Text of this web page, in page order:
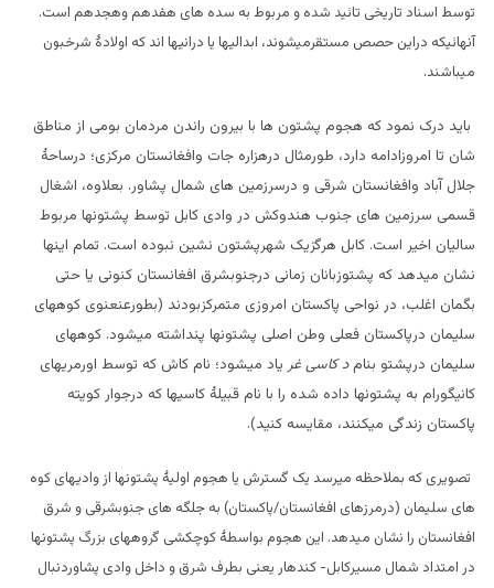
توسط اسناد تاریخی تائید شده و مربوط به سده های هفدهم وهجدهم است.
آنهائیکه دراین حصص مستقرمیشوند، ابدالیها یا درانیها اند که اولادۀ شرخبون
میباشند.
باید درک نمود که هجوم پشتون ها با بیرون راندن مردمان بومی از مناطق
شان تا امروزادامه دارد، طورمثال درهزاره جات وافغانستان مرکزی؛ درساحۀ
جلال آباد وافغانستان شرقی و درسرزمین های شمال پشاور. بعلاوه، اشغال
قسمی سرزمین های جنوب هندوکش در وادی کابل توسط پشتونها مربوط
سالیان اخیر است. کابل هرگزیک شهرپشتون نشین نبوده است. تمام اینها
نشان میدهد که پشتوزبانان زمانی درجنوبشرق افغانستان کنونی یا حتی
بگمان اغلب، در نواحی پاکستان امروزی متمرکزبودند (بطورعنعنوی کوههای
سلیمان درپاکستان فعلی وطن اصلی پشتونها پنداشته میشود. کوههای
سلیمان درپشتو بنامد کاسی غر یاد میشود؛ نام کاش که توسط اورمریهای
کانیگورام به پشتونها داده شده را با نام قبیلۀ کاسیها که درجوار کویته
پاکستان زندگی میکنند، مقایسه کنید).
تصویری که بملاحظه میرسد یک گسترش یا هجوم اولیۀ پشتونها از وادیهای کوه
های سلیمان (درمرزهای افغانستان/پاکستان) به جلگه های جنوبشرقی و شرق
افغانستان را نشان میدهد. این هجوم بواسطۀ کوچکشی گروههای بزرگ پشتونها
در امتداد شمال مسیرکابل- کندهار یعنی بطرف شرق و داخل وادی پشاوردنبال